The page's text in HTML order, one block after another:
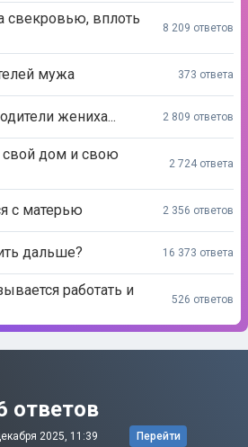
свекровью, вплоть
8 209 ответов
мужа 373 ответа
жениха... 2 809 ответов
свой дом и свою
2 724 ответа
с матерью 2 356 ответов
дальше? 16 373 ответа
работать и
526 ответов
ответов
2025, 11:39 Перейти